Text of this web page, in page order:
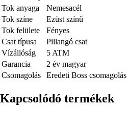
Tok anyaga
Nemesacél
Tok színe
Ezüst színű
Tok felülete
Fényes
Csat típusa
Pillangó csat
Vízállóság
5 ATM
Garancia
2 év magyar
Csomagolás
Eredeti Boss csomagolás
Kapcsolódó termékek